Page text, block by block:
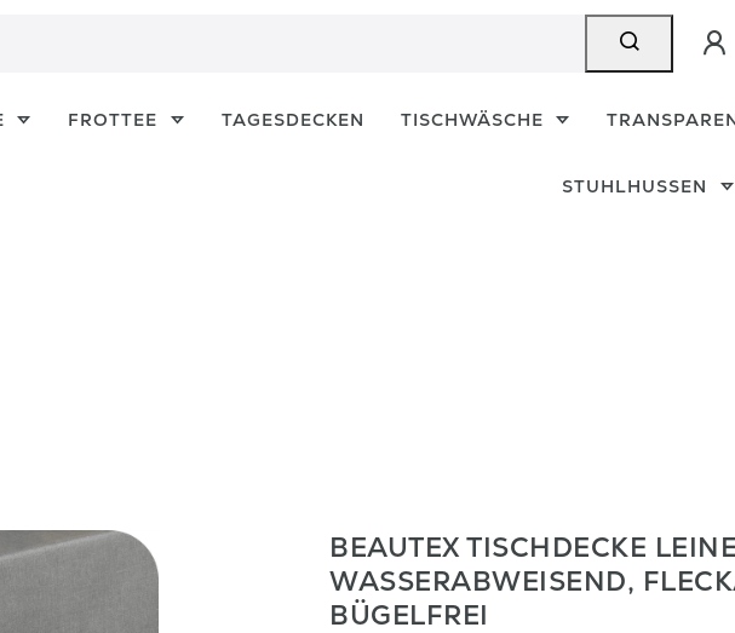
FROTTEE TAGESDECKEN TISCHWÄSCHE
STUHLHUSSEN
BEAUTEX TISCHDECKE
WASSERABWEISEND,
BÜGELFREI